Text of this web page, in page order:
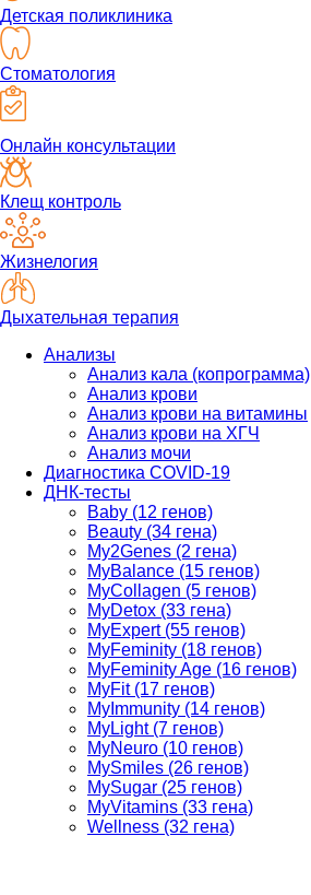
Детская поликлиника
Стоматология
Онлайн консультации
Клещ контроль
Жизнелогия
Дыхательная терапия
Анализы
Анализ кала (копрограмма)
Анализ крови
Анализ крови на витамины
Анализ крови на ХГЧ
Анализ мочи
Диагностика COVID-19
ДНК-тесты
Baby (12 генов)
Beauty (34 гена)
My2Genes (2 гена)
MyBalance (15 генов)
MyCollagen (5 генов)
MyDetox (33 гена)
MyExpert (55 генов)
MyFeminity (18 генов)
MyFeminity Age (16 генов)
MyFit (17 генов)
MyImmunity (14 генов)
MyLight (7 генов)
MyNeuro (10 генов)
MySmiles (26 генов)
MySugar (25 генов)
MyVitamins (33 гена)
Wellness (32 гена)